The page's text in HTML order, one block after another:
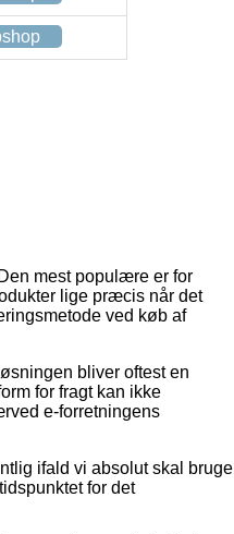
mest populære er for
lige præcis når det
ved køb af
bliver oftest en
for fragt kan ikke
e-forretningens
ifald vi absolut skal bruge
for det